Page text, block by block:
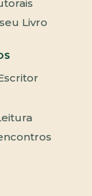
Livro